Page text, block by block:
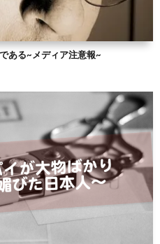
ある~メディア注意報~